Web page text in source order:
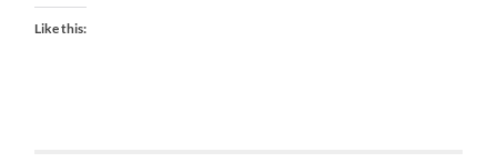
Like this: